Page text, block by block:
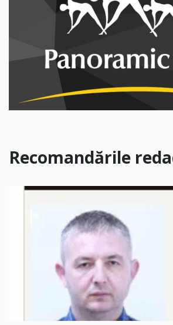
Recomandările